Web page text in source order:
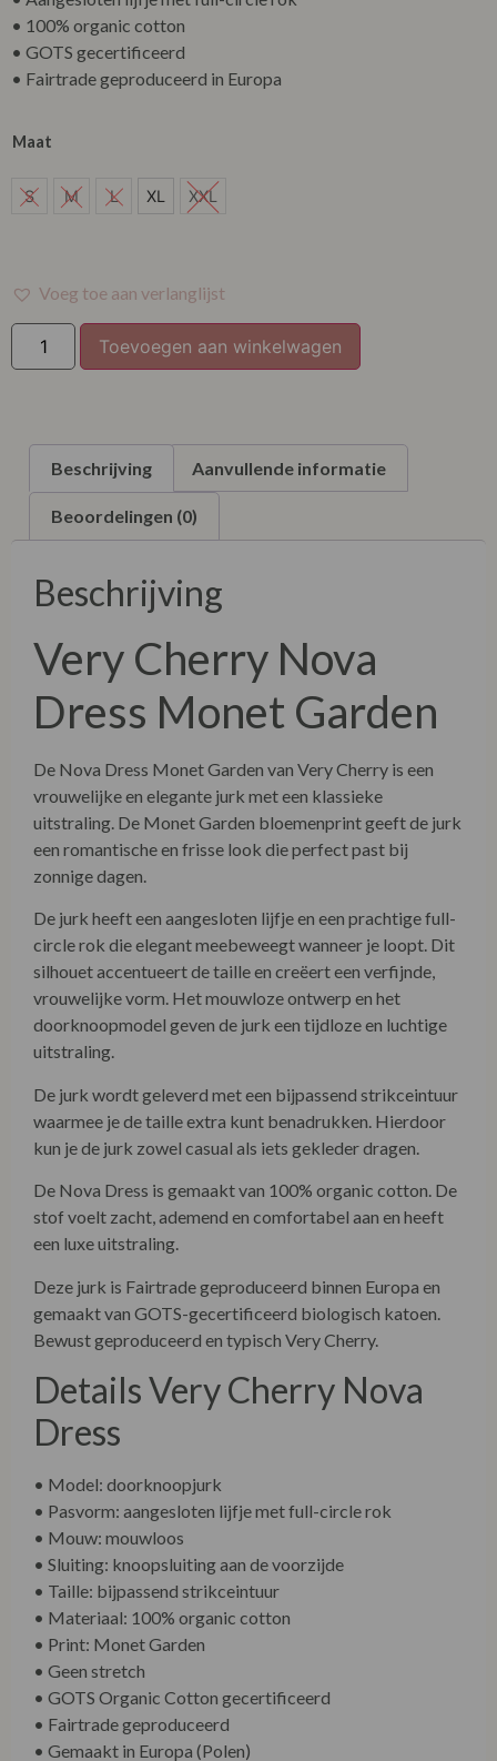
• 100% organic cotton
• GOTS gecertificeerd
• Fairtrade geproduceerd in Europa
Maat
S
S M L XL XXL
Voeg toe aan verlanglijst
Toevoegen aan winkelwagen
Beschrijving Aanvullende informatie
Beoordelingen (0)
Beschrijving
Very Cherry Nova
Dress Monet Garden
De Nova Dress Monet Garden van Very Cherry is een
vrouwelijke en elegante jurk met een klassieke
uitstraling. De Monet Garden bloemenprint geeft de jurk
een romantische en frisse look die perfect past bij
zonnige dagen.
De jurk heeft een aangesloten lijfje en een prachtige full-
circle rok die elegant meebeweegt wanneer je loopt. Dit
silhouet accentueert de taille en creëert een verfijnde,
vrouwelijke vorm. Het mouwloze ontwerp en het
doorknoopmodel geven de jurk een tijdloze en luchtige
uitstraling.
De jurk wordt geleverd met een bijpassend strikceintuur
waarmee je de taille extra kunt benadrukken. Hierdoor
kun je de jurk zowel casual als iets gekleder dragen.
De Nova Dress is gemaakt van 100% organic cotton. De
stof voelt zacht, ademend en comfortabel aan en heeft
een luxe uitstraling.
Deze jurk is Fairtrade geproduceerd binnen Europa en
gemaakt van GOTS-gecertificeerd biologisch katoen.
Bewust geproduceerd en typisch Very Cherry.
Details Very Cherry Nova
Dress
• Model: doorknoopjurk
• Pasvorm: aangesloten lijfje met full-circle rok
• Mouw: mouwloos
• Sluiting: knoopsluiting aan de voorzijde
• Taille: bijpassend strikceintuur
• Materiaal: 100% organic cotton
• Print: Monet Garden
• Geen stretch
• GOTS Organic Cotton gecertificeerd
• Fairtrade geproduceerd
• Gemaakt in Europa (Polen)